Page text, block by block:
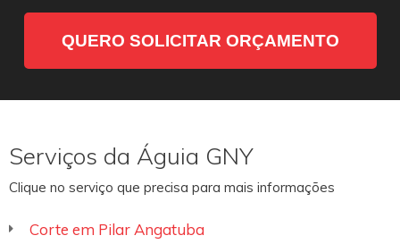
QUERO SOLICITAR ORÇAMENTO
Serviços da Águia GNY
Clique no serviço que precisa para mais informações
Corte em Pilar Angatuba